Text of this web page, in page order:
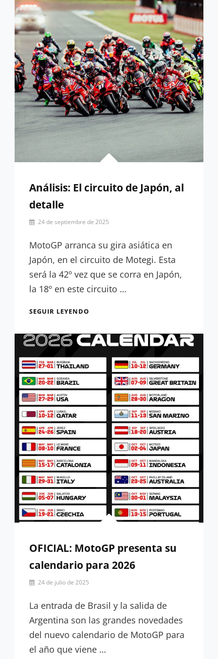
DE
JAPÓN
Análisis: El circuito de Japón, al
detalle
Por
Vidal
24 de septiembre de 2025
MotoGP arranca su gira asiática en
Japón, en el circuito de Motegi. Esta
será la 42º vez que se corra en Japón,
la 18º en este circuito …
SEGUIR LEYENDO
DE
DETALLE
OFICIAL: MotoGP presenta su
calendario para 2026
Por
Serrano
24 de julio de 2025
La entrada de Brasil y la salida de
Argentina son las grandes novedades
del nuevo calendario de MotoGP para
el año que viene …